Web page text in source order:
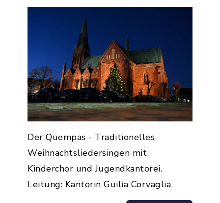
Der Quempas - Traditionelles
Weihnachtsliedersingen mit
Kinderchor und Jugendkantorei.
Leitung: Kantorin Guilia Corvaglia